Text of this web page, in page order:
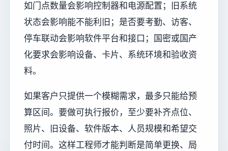
如门点数量会影响控制器和电源配置；旧系统
状态会影响能不能利旧；是否要考勤、访客、
停车联动会影响软件平台和接口；国密或国产
化要求会影响设备、卡片、系统环境和验收资
料。
如果客户只提供一个模糊需求，最多只能给预
算区间。要做可执行报价，至少要补齐点位、
照片、旧设备、软件版本、人员规模和希望交
付时间。这样工程师才能判断是简单更换、局